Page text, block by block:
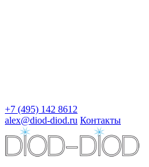
+7 (495) 142 8612
alex@diod-diod.ru Контакты